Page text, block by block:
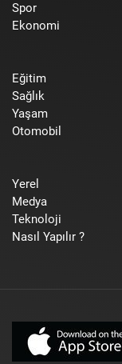
Spor
Ekonomi
Eğitim
Sağlık
Yaşam
Otomobil
Yerel
Medya
Teknoloji
Nasıl Yapılır ?